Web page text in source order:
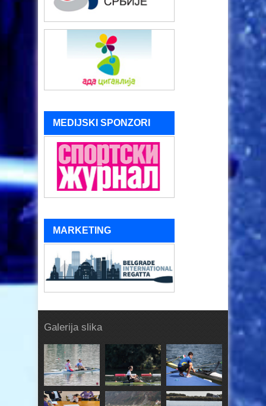
MEDIJSKI SPONZORI
MARKETING
Galerija slika